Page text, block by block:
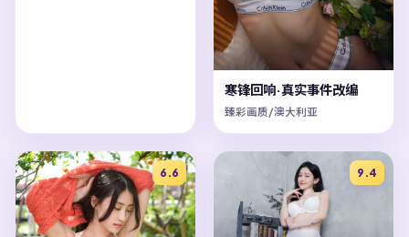
寒锋回响·真实事件改编
臻彩画质/澳大利亚
6.6 9.4